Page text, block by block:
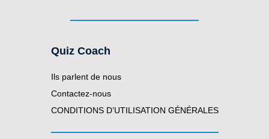
Quiz Coach
Ils parlent de nous
Contactez-nous
CONDITIONS D’UTILISATION GÉNÉRALES